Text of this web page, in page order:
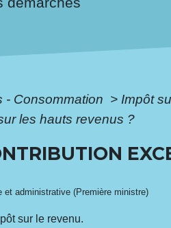
- Consommation > Impôt
les hauts revenus ?
et administrative (Première ministre)
sur le revenu.